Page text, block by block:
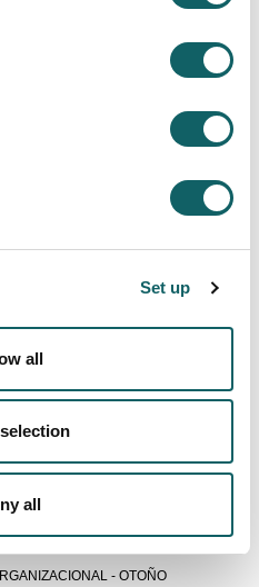
Set up
all
all
DE EMPRESAS
- OTOÑO